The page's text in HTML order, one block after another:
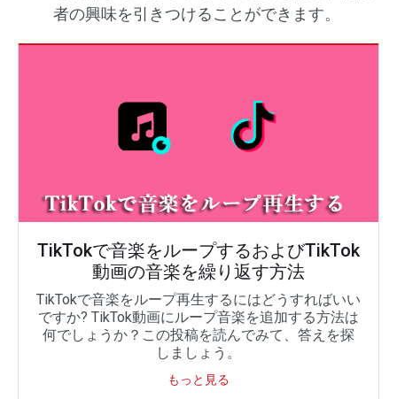
者の興味を引きつけることができます。
TikTokで音楽をループするおよびTikTok
動画の音楽を繰り返す方法
TikTokで音楽をループ再生するにはどうすればいい
ですか? TikTok動画にループ音楽を追加する方法は
何でしょうか？この投稿を読んでみて、答えを探
しましょう。
もっと見る